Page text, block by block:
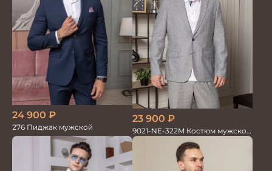
24 900 ₽
276 Пиджак мужской
23 900 ₽
9021-NE-322M Костюм мужской
двойка хлопок, лен